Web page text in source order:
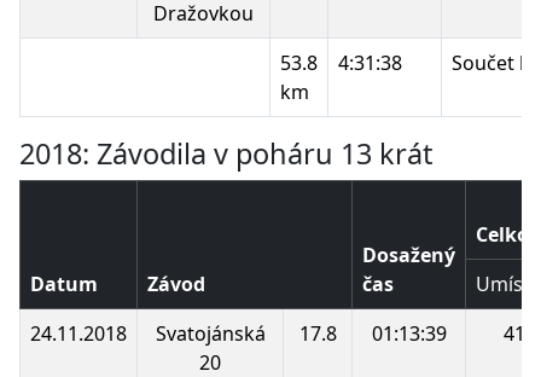
Dražovkou
53.8
km
4:31:38 Součet
2018: Závodila v poháru 13 krát
Datum Závod
Dosažený
čas
24.11.2018
Svatojánská
20
17.8 01:13:39 41.